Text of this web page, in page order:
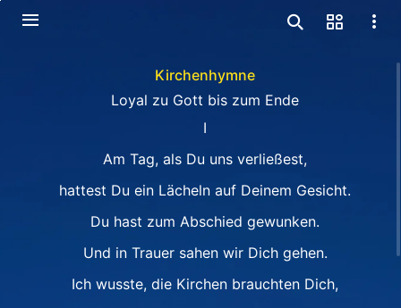
Kirchenhymne
Loyal zu Gott bis zum Ende
Ⅰ
Am Tag, als Du uns verließest,
hattest Du ein Lächeln auf Deinem Gesicht.
Du hast zum Abschied gewunken.
Und in Trauer sahen wir Dich gehen.
Ich wusste, die Kirchen brauchten Dich,